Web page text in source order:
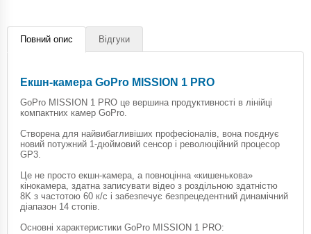
Повний опис Відгуки
Екшн-камера GoPro MISSION 1 PRO
GoPro MISSION 1 PRO це вершина продуктивності в лінійці
компактних камер GoPro.
Створена для найвибагливіших професіоналів, вона поєднує
новий потужний 1-дюймовий сенсор і революційний процесор
GP3.
Це не просто екшн-камера, а повноцінна «кишенькова»
кінокамера, здатна записувати відео з роздільною здатністю
8K з частотою 60 к/с і забезпечує безпрецедентний динамічний
діапазон 14 стопів.
Основні характеристики GoPro MISSION 1 PRO: